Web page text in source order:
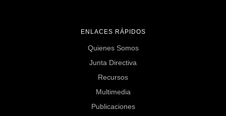
ENLACES RÁPIDOS
Quienes Somos
Junta Directiva
Recursos
Multimedia
Publicaciones